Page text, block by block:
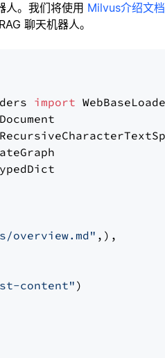
人。我们将使用 Milvus介绍文档
聊天机器人。
import
,),
content" )